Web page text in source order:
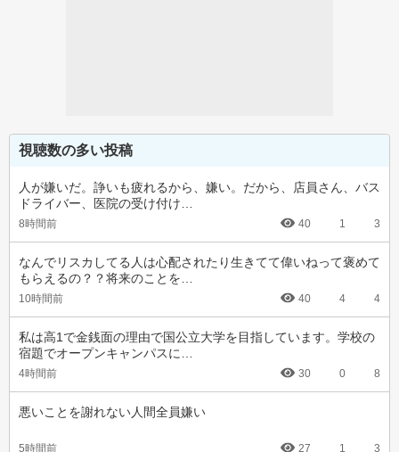
視聴数の多い投稿
人が嫌いだ。諍いも疲れるから、嫌い。だから、店員さん、バス
ドライバー、医院の受け付け…
8時間前 40 1 3
なんでリスカしてる人は心配されたり生きてて偉いねって褒めて
もらえるの？？将来のことを…
10時間前 40 4 4
私は高1で金銭面の理由で国公立大学を目指しています。学校の
宿題でオープンキャンパスに…
4時間前 30 0 8
悪いことを謝れない人間全員嫌い
5時間前 27 1 3